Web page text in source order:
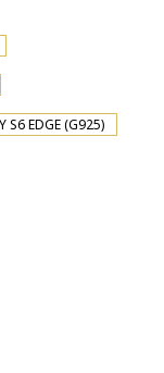
S6 EDGE (G925)